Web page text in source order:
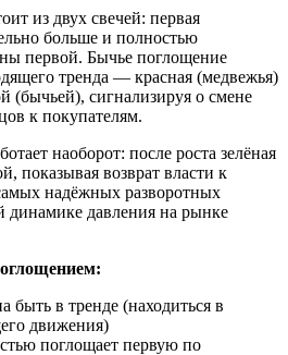
из двух свечей: первая
больше и полностью
первой. Бычье поглощение
тренда — красная (медвежья)
(бычьей), сигнализируя о смене
к покупателям.
наоборот: после роста зелёная
показывая возврат власти к
надёжных разворотных
динамике давления на рынке
быть в тренде (находиться в
движения)
поглощает первую по